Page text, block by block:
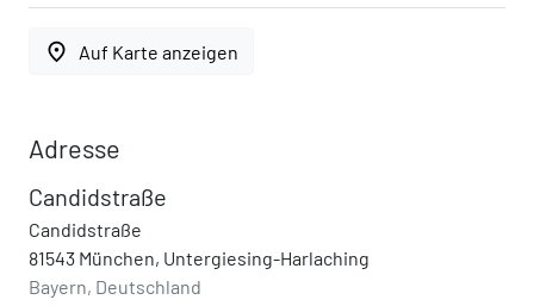
place Auf Karte anzeigen
Adresse
Candidstraße
Candidstraße
81543 München, Untergiesing-Harlaching
Bayern, Deutschland